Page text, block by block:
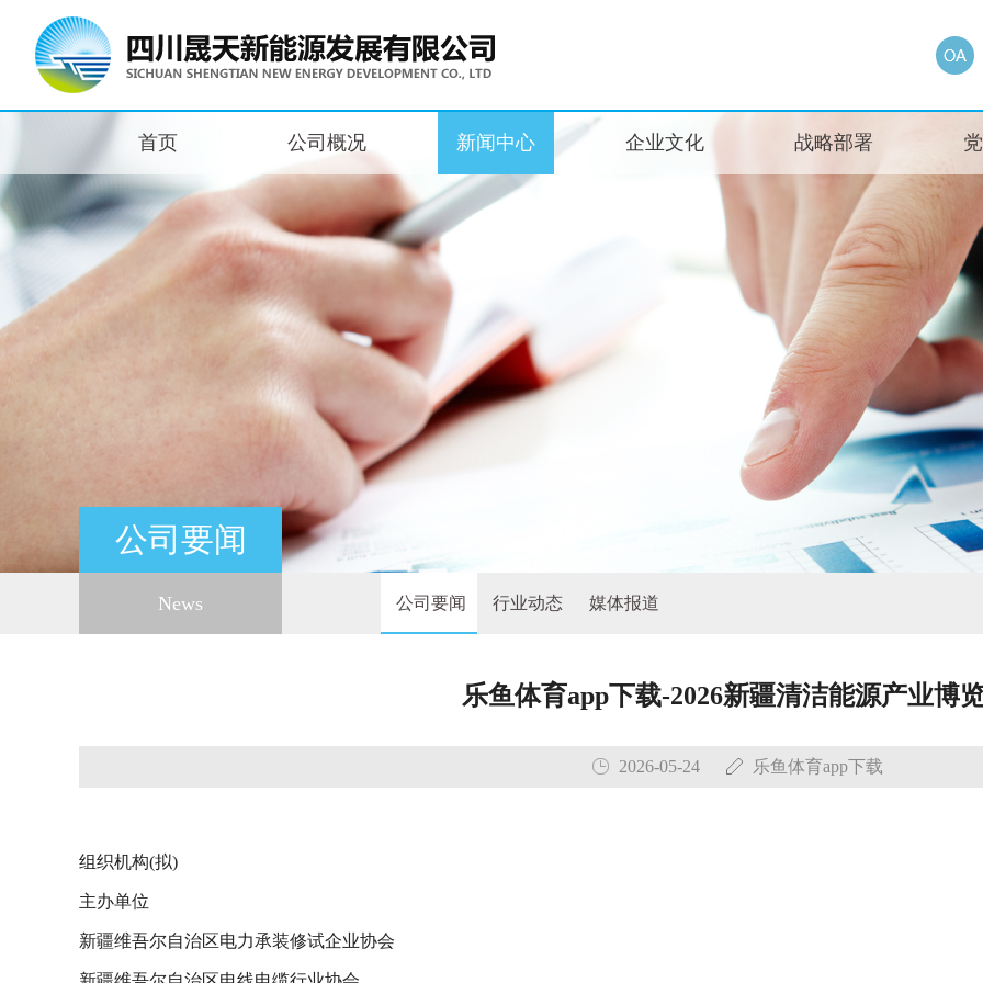
首页 公司概况 新闻中心 企业文化 战略部署
公司要闻
News 公司要闻 行业动态 媒体报道
乐鱼体育app下载-2026新疆清洁能源产业博
2026-05-24 乐鱼体育app下载
组织机构(拟)
主办单位
新疆维吾尔自治区电力承装修试企业协会